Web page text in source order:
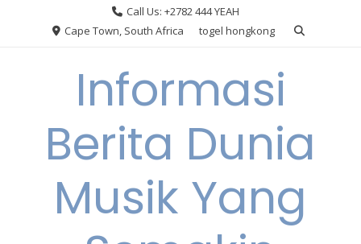
Call Us: +2782 444 YEAH
Cape Town, South Africa
togel hongkong
Informasi
Berita Dunia
Musik Yang